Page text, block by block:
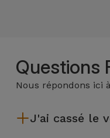
Questions
Nous répondons ici
J'ai cassé le